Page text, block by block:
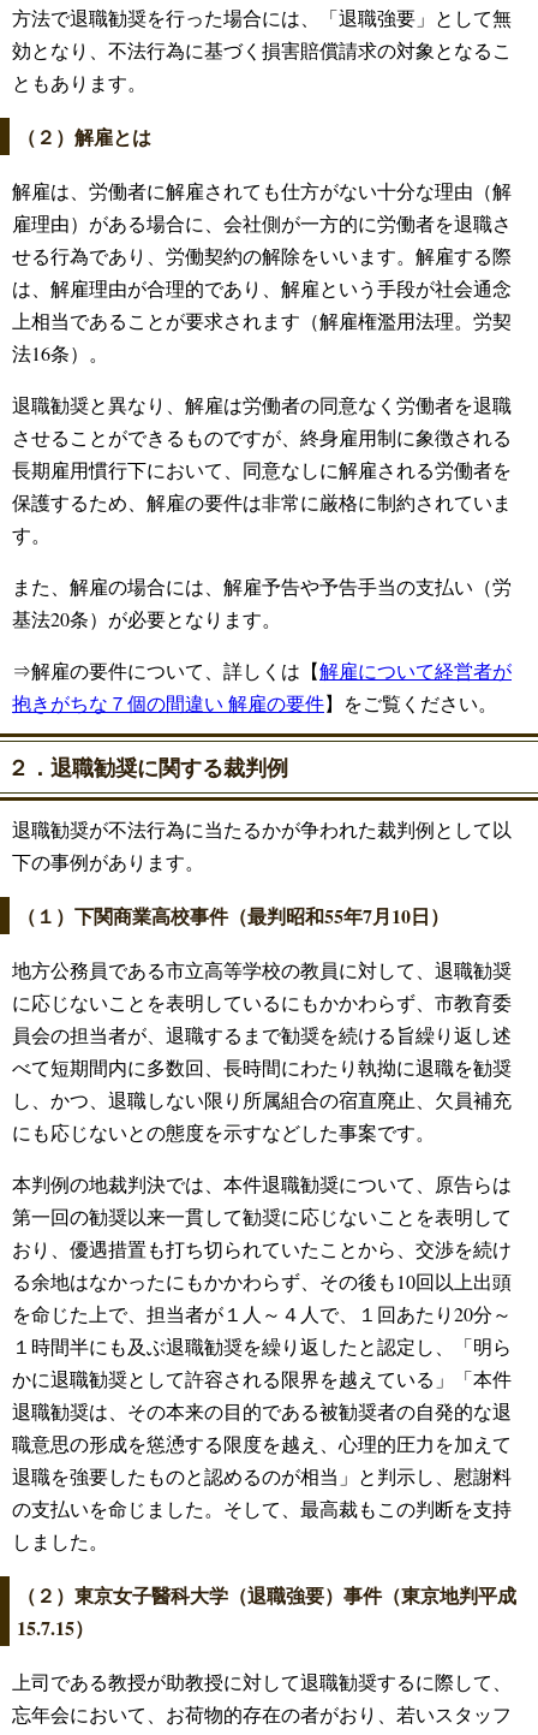
方法で退職勧奨を行った場合には、「退職強要」として無
効となり、不法行為に基づく損害賠償請求の対象となるこ
ともあります。
（２）解雇とは
解雇は、労働者に解雇されても仕方がない十分な理由（解
雇理由）がある場合に、会社側が一方的に労働者を退職さ
せる行為であり、労働契約の解除をいいます。解雇する際
は、解雇理由が合理的であり、解雇という手段が社会通念
上相当であることが要求されます（解雇権濫用法理。労契
法16条）。
退職勧奨と異なり、解雇は労働者の同意なく労働者を退職
させることができるものですが、終身雇用制に象徴される
長期雇用慣行下において、同意なしに解雇される労働者を
保護するため、解雇の要件は非常に厳格に制約されていま
す。
また、解雇の場合には、解雇予告や予告手当の支払い（労
基法20条）が必要となります。
⇒解雇の要件について、詳しくは【解雇について経営者が
抱きがちな７個の間違い 解雇の要件】をご覧ください。
２．退職勧奨に関する裁判例
退職勧奨が不法行為に当たるかが争われた裁判例として以
下の事例があります。
（１）下関商業高校事件（最判昭和55年7月10日）
地方公務員である市立高等学校の教員に対して、退職勧奨
に応じないことを表明しているにもかかわらず、市教育委
員会の担当者が、退職するまで勧奨を続ける旨繰り返し述
べて短期間内に多数回、長時間にわたり執拗に退職を勧奨
し、かつ、退職しない限り所属組合の宿直廃止、欠員補充
にも応じないとの態度を示すなどした事案です。
本判例の地裁判決では、本件退職勧奨について、原告らは
第一回の勧奨以来一貫して勧奨に応じないことを表明して
おり、優遇措置も打ち切られていたことから、交渉を続け
る余地はなかったにもかかわらず、その後も10回以上出頭
を命じた上で、担当者が１人～４人で、１回あたり20分～
１時間半にも及ぶ退職勧奨を繰り返したと認定し、「明ら
かに退職勧奨として許容される限界を越えている」「本件
退職勧奨は、その本来の目的である被勧奨者の自発的な退
職意思の形成を慫慂する限度を越え、心理的圧力を加えて
退職を強要したものと認めるのが相当」と判示し、慰謝料
の支払いを命じました。そして、最高裁もこの判断を支持
しました。
（２）東京女子醫科大学（退職強要）事件（東京地判平成
15.7.15）
上司である教授が助教授に対して退職勧奨するに際して、
忘年会において、お荷物的存在の者がおり、若いスタッフ